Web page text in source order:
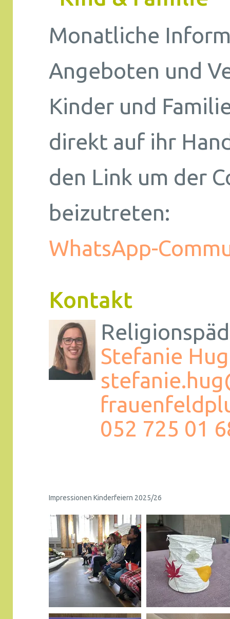
Monatliche
Angeboten und
Kinder und
direkt auf ihr
den Link um der
beizutreten:
WhatsApp-
Kontakt
Stefanie Hug
052 725 01
Impressionen Kinderfeiern 2025/26